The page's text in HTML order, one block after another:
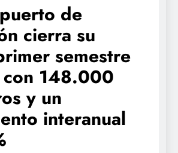
de
cierra su
semestre
148.000
y un
interanual